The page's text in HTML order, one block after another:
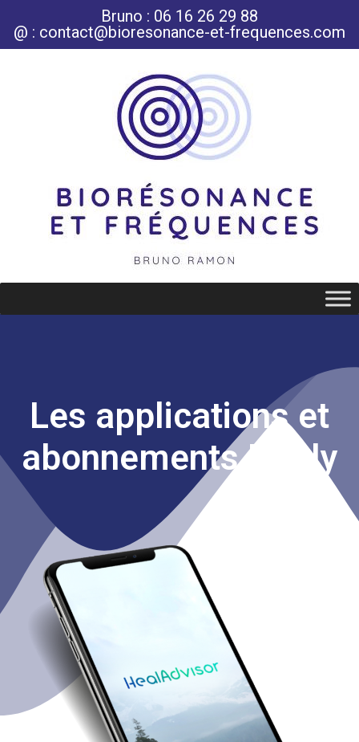
Bruno : 06 16 26 29 88
@ : contact@bioresonance-et-frequences.com
Les applications et
abonnements Healy